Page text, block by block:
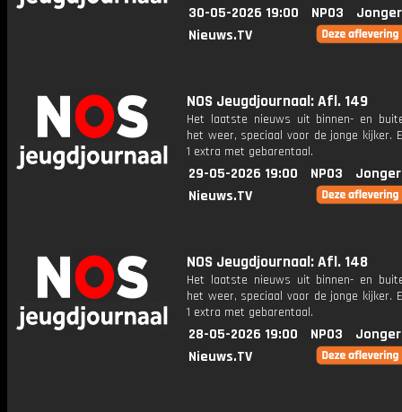
30-05-2026 19:00 NPO3
Nieuws.TV
NOS Jeugdjournaal: Afl. 149
Het laatste nieuws uit binnen- en
het weer, speciaal voor de jonge kijker.
1 extra met gebarentaal.
29-05-2026 19:00 NPO3
Nieuws.TV
NOS Jeugdjournaal: Afl. 148
Het laatste nieuws uit binnen- en
het weer, speciaal voor de jonge kijker.
1 extra met gebarentaal.
28-05-2026 19:00 NPO3
Nieuws.TV